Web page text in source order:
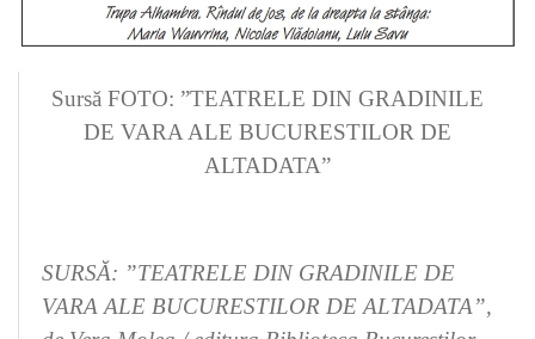
Sursă FOTO: ”TEATRELE DIN GRADINILE
DE VARA ALE BUCURESTILOR DE
ALTADATA”
SURSĂ: ”TEATRELE DIN GRADINILE DE
VARA ALE BUCURESTILOR DE ALTADATA”,